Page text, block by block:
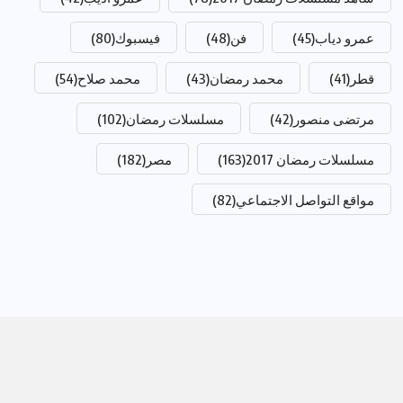
عمرو دياب(45) فن(48) فيسبوك(80)
قطر (41) محمد رمضان(43) محمد صلاح(54)
مرتضى منصور (42) مسلسلات رمضان(102)
مسلسلات رمضان 2017 (163) مصر (182)
مواقع التواصل الاجتماعي(82)